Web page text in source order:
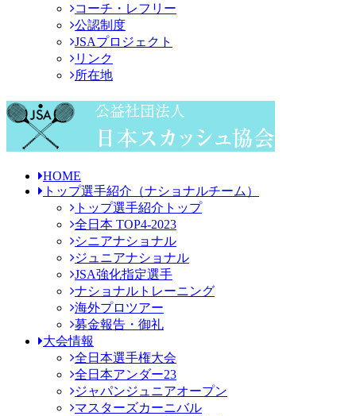
コーチ・レフリー
公認制度
JSAプロジェクト
リンク
所在地
HOME
トップ選手紹介 （ナショナルチーム）
トップ選手紹介トップ
全日本 TOP4-2023
シニアナショナル
ジュニアナショナル
JSA強化指定選手
ナショナルトレーニング
海外プロツアー
募金報告・御礼
大会情報
全日本選手権大会
全日本アンダー23
ジャパンジュニアオープン
マスターズカーニバル